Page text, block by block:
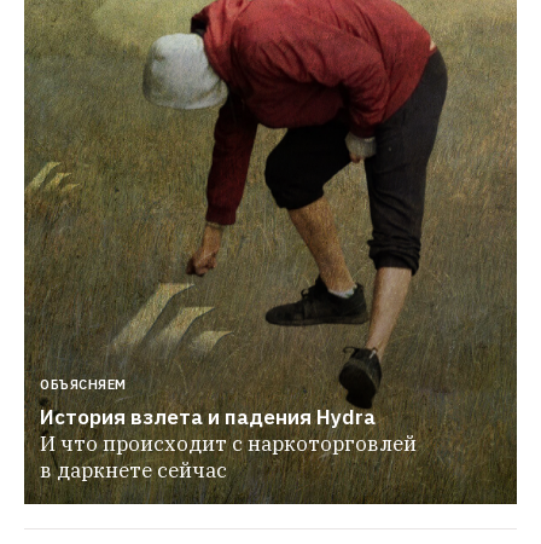
ОБЪЯСНЯЕМ
История взлета и падения Hydra
И что происходит с наркоторговлей
в даркнете сейчас